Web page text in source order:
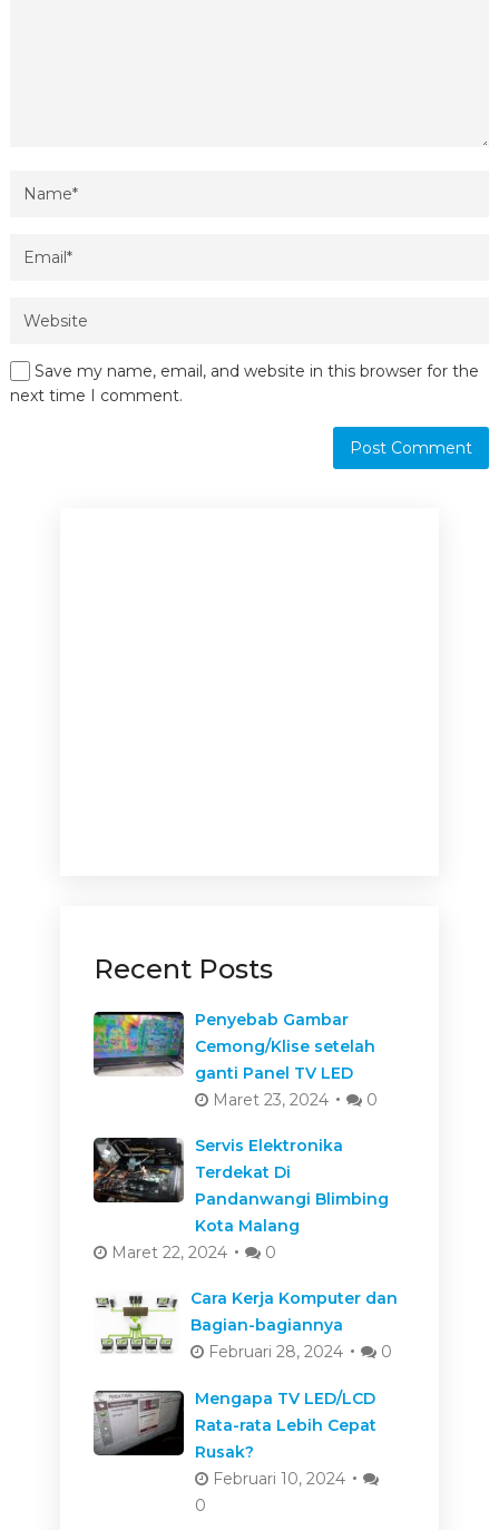
Save my name, email, and website in this browser for the
next time I comment.
Recent Posts
Penyebab Gambar
Cemong/Klise setelah
ganti Panel TV LED
Maret 23, 2024
0
Servis Elektronika
Terdekat Di
Pandanwangi Blimbing
Kota Malang
Maret 22, 2024
0
Cara Kerja Komputer dan
Bagian-bagiannya
Februari 28, 2024
0
Mengapa TV LED/LCD
Rata-rata Lebih Cepat
Rusak?
Februari 10, 2024
0